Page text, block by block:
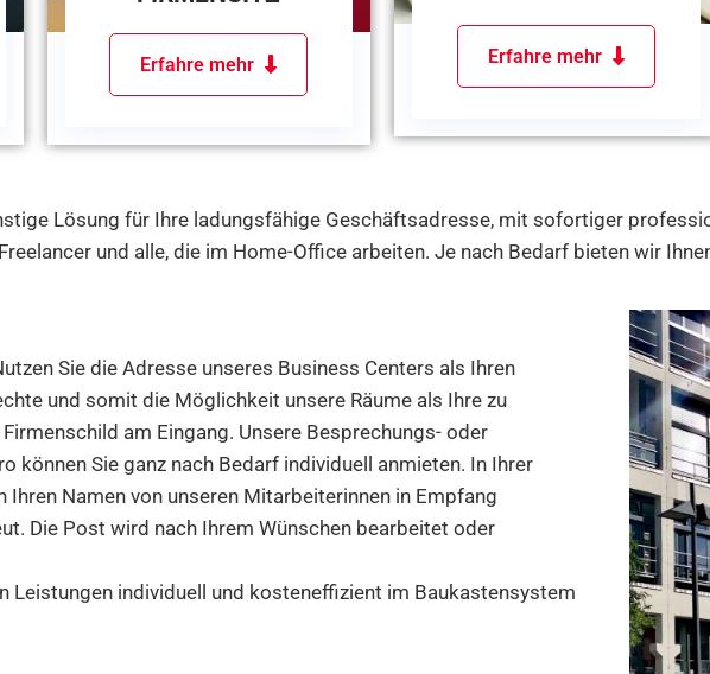
Erfahre mehr Erfahre mehr
Lösung für Ihre ladungsfähige Geschäftsadresse, mit sofortiger
und alle, die im Home-Office arbeiten. Je nach Bedarf bieten wir
Sie die Adresse unseres Business Centers als Ihren
und somit die Möglichkeit unsere Räume als Ihre zu
am Eingang. Unsere Besprechungs- oder
können Sie ganz nach Bedarf individuell anmieten. In Ihrer
Ihren Namen von unseren Mitarbeiterinnen in Empfang
Die Post wird nach Ihrem Wünschen bearbeitet oder
Leistungen individuell und kosteneffizient im Baukastensystem